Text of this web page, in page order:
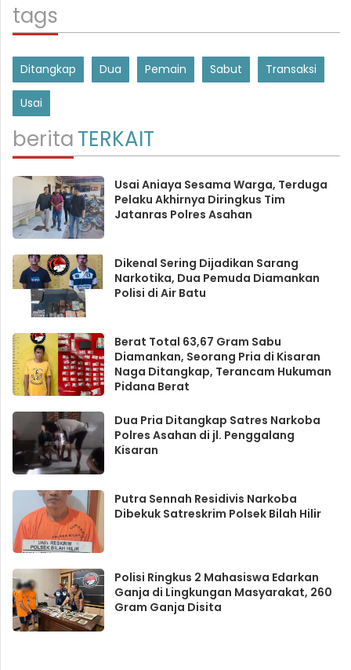
tags
Ditangkap Dua Pemain Sabut Transaksi
Usai
beritaTERKAIT
Usai Aniaya Sesama Warga, Terduga
Pelaku Akhirnya Diringkus Tim
Jatanras Polres Asahan
Dikenal Sering Dijadikan Sarang
Narkotika, Dua Pemuda Diamankan
Polisi di Air Batu
Berat Total 63,67 Gram Sabu
Diamankan, Seorang Pria di Kisaran
Naga Ditangkap, Terancam Hukuman
Pidana Berat
Dua Pria Ditangkap Satres Narkoba
Polres Asahan di jl. Penggalang
Kisaran
Putra Sennah Residivis Narkoba
Dibekuk Satreskrim Polsek Bilah Hilir
Polisi Ringkus 2 Mahasiswa Edarkan
Ganja di Lingkungan Masyarakat, 260
Gram Ganja Disita